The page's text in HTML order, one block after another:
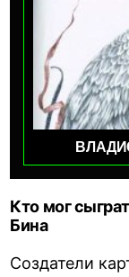
Кто мог
Бина
Создатели